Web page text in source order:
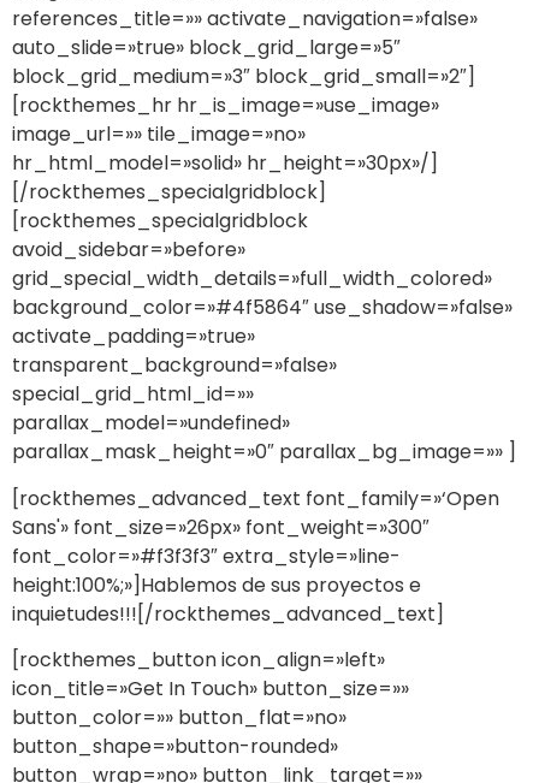
references_title=»» activate_navigation=»false»
auto_slide=»true» block_grid_large=»5″
block_grid_medium=»3″ block_grid_small=»2″]
[rockthemes_hr hr_is_image=»use_image»
image_url=»» tile_image=»no»
hr_html_model=»solid» hr_height=»30px»/]
[/rockthemes_specialgridblock]
[rockthemes_specialgridblock
avoid_sidebar=»before»
grid_special_width_details=»full_width_colored»
background_color=»#4f5864″ use_shadow=»false»
activate_padding=»true»
transparent_background=»false»
special_grid_html_id=»»
parallax_model=»undefined»
parallax_mask_height=»0″ parallax_bg_image=»» ]
[rockthemes_advanced_text font_family=»‘Open
Sans'» font_size=»26px» font_weight=»300″
font_color=»#f3f3f3″ extra_style=»line-
height:100%;»]Hablemos de sus proyectos e
inquietudes!!![/rockthemes_advanced_text]
[rockthemes_button icon_align=»left»
icon_title=»Get In Touch» button_size=»»
button_color=»» button_flat=»no»
button_shape=»button-rounded»
button_wrap=»no» button_link_target=»»